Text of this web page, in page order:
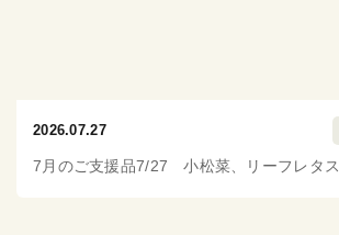
2026.07.27
7月のご支援品7/27 小松菜、リーフレタス